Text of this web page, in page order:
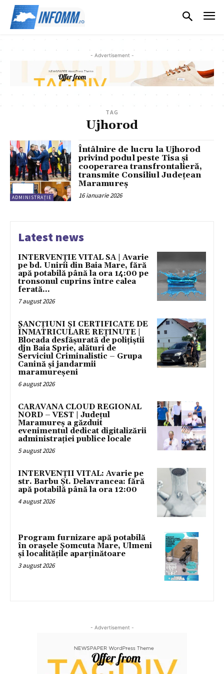
- Advertisement -
TAG
Ujhorod
ADMINISTRAȚIE
Întâlnire de lucru la Ujhorod
privind podul peste Tisa și
cooperarea transfrontalieră,
transmite Consiliul Județean
Maramureș
16 ianuarie 2026
Latest news
INTERVENȚIE VITAL SA | Avarie
pe bd. Unirii din Baia Mare, fără
apă potabilă până la ora 14:00 pe
tronsonul cuprins între calea
ferată...
7 august 2026
SANCȚIUNI ȘI CERTIFICATE DE
ÎNMATRICULARE REȚINUTE |
Blocada desfășurată de polițiștii
djn Baia Sprie, alături de
Serviciul Criminalistic – Grupa
Canină și jandarmii
maramureșeni
6 august 2026
CARAVANA CLOUD REGIONAL
NORD – VEST | Județul
Maramureș a găzduit
evenimentul dedicat digitalizării
administrației publice locale
5 august 2026
INTERVENȚII VITAL: Avarie pe
str. Barbu Șt. Delavrancea: fără
apă potabilă până la ora 12:00
4 august 2026
Program furnizare apă potabilă
în orașele Șomcuta Mare, Ulmeni
și localitățile aparținătoare
3 august 2026
- Advertisement -